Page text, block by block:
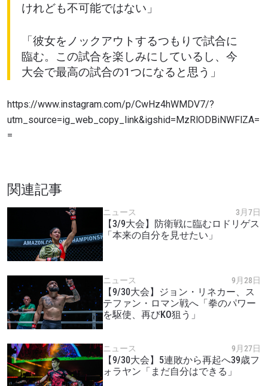
けれども不可能ではない」
「彼女をノックアウトするつもりで試合に
臨む。この試合を楽しみにしているし、今
大会で最高の試合の1つになると思う」
https://www.instagram.com/p/CwHz4hWMDV7/?
utm_source=ig_web_copy_link&igshid=MzRlODBiNWFlZA=
=
関連記事
ニュース 3月7日
【3/9大会】防衛戦に臨むロドリゲス
「本来の自分を見せたい」
ニュース 9月28日
【9/30大会】ジョン・リネカー、ス
テファン・ロマン戦へ「拳のパワー
を駆使、再びKO狙う」
ニュース 9月27日
【9/30大会】5連敗から再起へ39歳フ
ォラヤン「まだ自分はできる」
ハイライトを見る
最新情報をゲット
ONEチャンピオンシップとどこでも一緒！ 最新ニ
ュース、特別オファー、ライブイベントの最高の
名前（ローマ字で記入）
このフォームを送信することにより、お客様は当
社のプライバシーポリシーに基づく情報の収集、
使用および開示に同意したことになります。お客
様は、いつでも配信を停止することができます。